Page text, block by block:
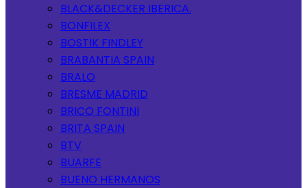
BLACK&DECKER IBERICA.
BONFILEX
BOSTIK FINDLEY
BRABANTIA SPAIN
BRALO
BRESME MADRID
BRICO FONTINI
BRITA SPAIN
BTV
BUARFE
BUENO HERMANOS